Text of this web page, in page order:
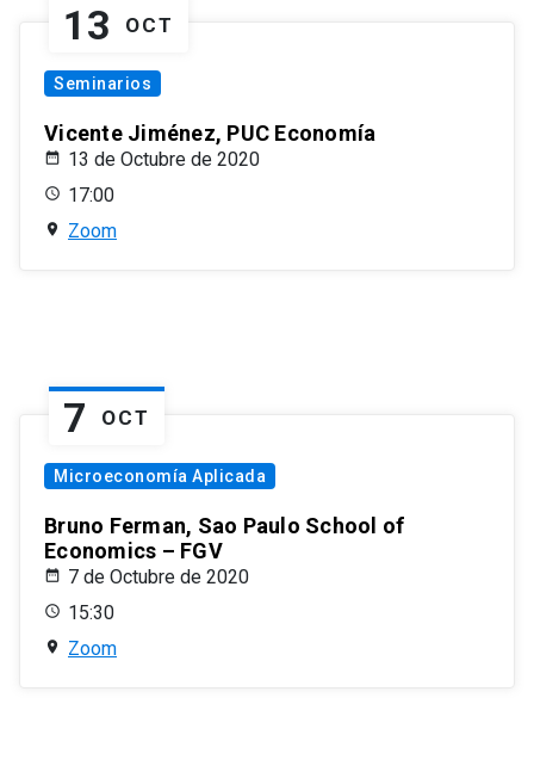
13 OCT
Seminarios
Vicente Jiménez, PUC Economía
13 de Octubre de 2020
17:00
Zoom
7 OCT
Microeconomía Aplicada
Bruno Ferman, Sao Paulo School of
Economics – FGV
7 de Octubre de 2020
15:30
Zoom